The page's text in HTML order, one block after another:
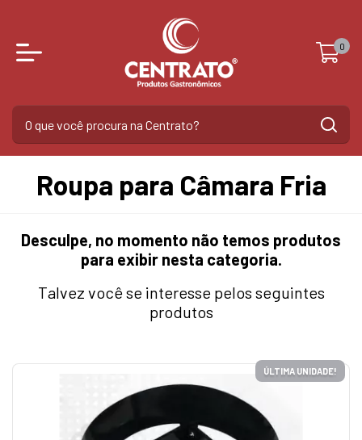
0
Roupa para Câmara Fria
Desculpe, no momento não temos produtos
para exibir nesta categoria.
Talvez você se interesse pelos seguintes
produtos
ÚLTIMA UNIDADE!